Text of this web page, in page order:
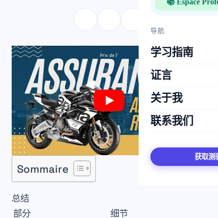
📚 Espace
导航
学习指南
证言
关于我
联系我们
获取测
Sommaire
总结
部分
细节